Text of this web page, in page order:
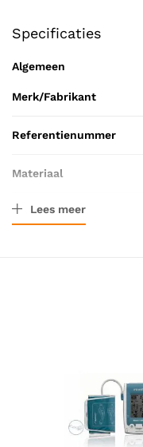
Specificaties
Algemeen
Merk/Fabrikant
Referentienummer
Materiaal
Verpakkingstype
Lees meer